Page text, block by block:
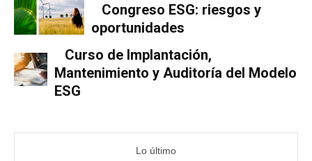
Congreso ESG: riesgos y
oportunidades
Curso de Implantación,
Mantenimiento y Auditoría del Modelo
ESG
Lo último